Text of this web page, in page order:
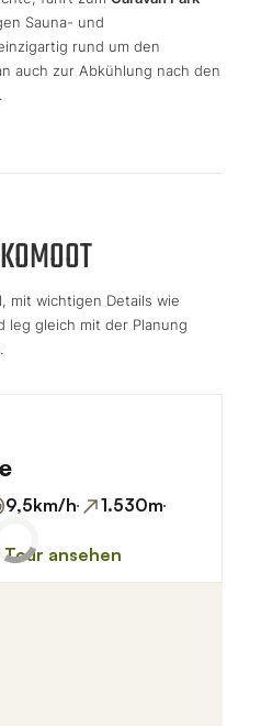
Sauna- und
rund um den
auch zur Abkühlung nach den
mit wichtigen Details wie
leg gleich mit der Planung